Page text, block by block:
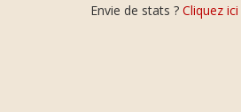
Envie de stats ? Cliquez ici